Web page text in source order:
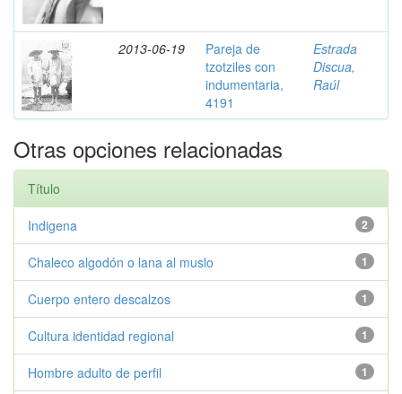
2013-06-19
Pareja de
tzotziles con
indumentaria,
4191
Estrada
Discua,
Raúl
Otras opciones relacionadas
Título
2
Indigena
1
Chaleco algodón o lana al muslo
1
Cuerpo entero descalzos
1
Cultura identidad regional
1
Hombre adulto de perfil